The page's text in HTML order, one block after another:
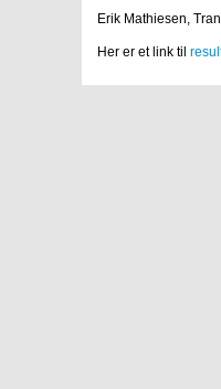
Erik Mathiesen,
Her er et link til